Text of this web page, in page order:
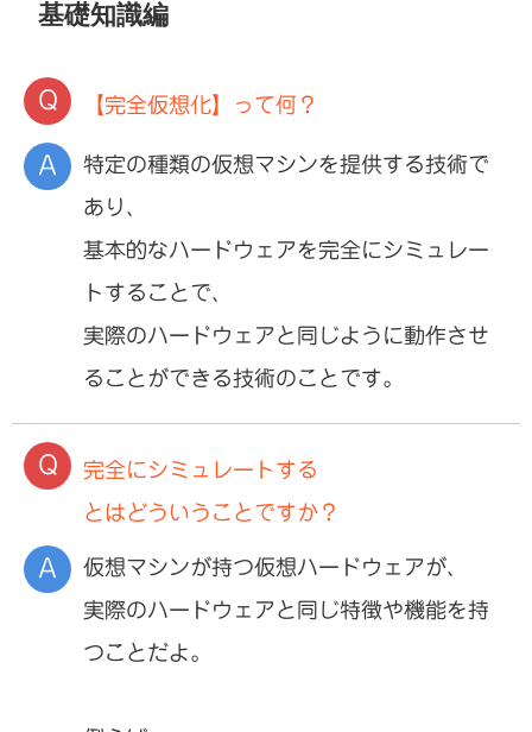
基礎知識編
【完全仮想化】って何？
特定の種類の仮想マシンを提供する技術で
あり、
基本的なハードウェアを完全にシミュレー
トすることで、
実際のハードウェアと同じように動作させ
ることができる技術のことです。
完全にシミュレートする
とはどういうことですか？
仮想マシンが持つ仮想ハードウェアが、
実際のハードウェアと同じ特徴や機能を持
つことだよ。